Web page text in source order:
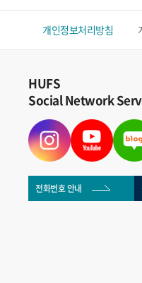
개인정보처리방침
HUFS
Social Network
전화번호 안내